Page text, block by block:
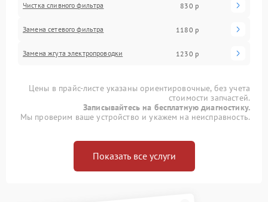
Чистка сливного фильтра 830 р
Замена сетевого фильтра 1180 р
Замена жгута электропроводки 1230 р
Цены в прайс-листе указаны ориентировочные, без учета
стоимости запчастей.
Записывайтесь на бесплатную диагностику.
Мы проверим ваше устройство и укажем на неисправность.
Показать все услуги